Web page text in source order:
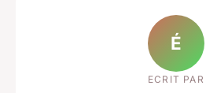
É
ECRIT PAR